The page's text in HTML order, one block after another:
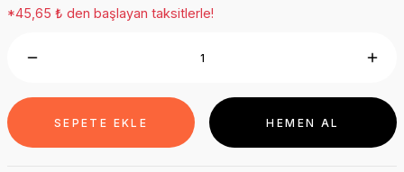
*45,65 ₺ den başlayan taksitlerle!
SEPETE EKLE HEMEN AL